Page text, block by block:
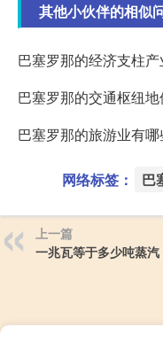
其他小伙伴的相似
巴塞罗那的经济支柱产
巴塞罗那的交通枢纽地
巴塞罗那的旅游业有哪
网络标签： 巴
上一篇
一兆瓦等于多少吨蒸汽